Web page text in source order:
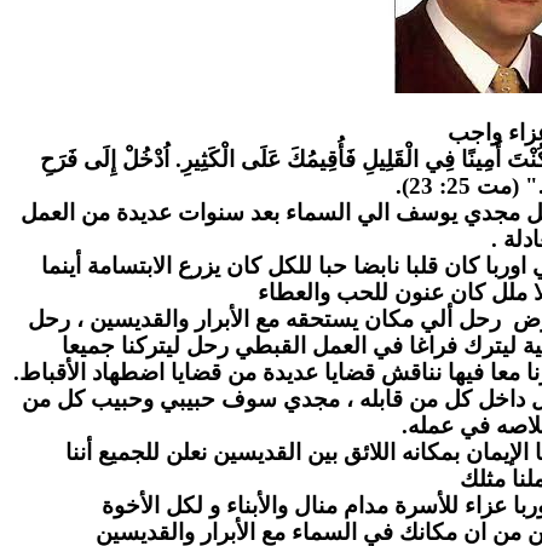
واجب
أَمِينًا فِي الْقَلِيلِ فَأُقِيمُكَ عَلَى الْكَثِيرِ. اُدْخُلْ إِلَى فَرَحِ
25: 23).
مجدي يوسف الي السماء بعد سنوات عديدة من العمل
.
كان قلبا نابضا حبا للكل كان يزرع الابتسامة أينما
ملل كان عنون للحب والعطاء
رحل ألي مكان يستحقه مع الأبرار والقديسين ، رحل
ليترك فراغا في العمل القبطي رحل ليتركنا جميعا
فيها نناقش قضايا عديدة من قضايا اضطهاد الأقباط.
داخل كل من قابله ، مجدي سوف حبيبي وحبيب كل من
في عمله.
بمكانه اللائق بين القديسين نعلن للجميع أننا
مثلك
عزاء للأسرة مدام منال والأبناء و لكل الأخوة
من ان مكانك في السماء مع الأبرار والقديسين